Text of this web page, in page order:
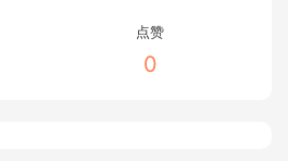
点赞
0